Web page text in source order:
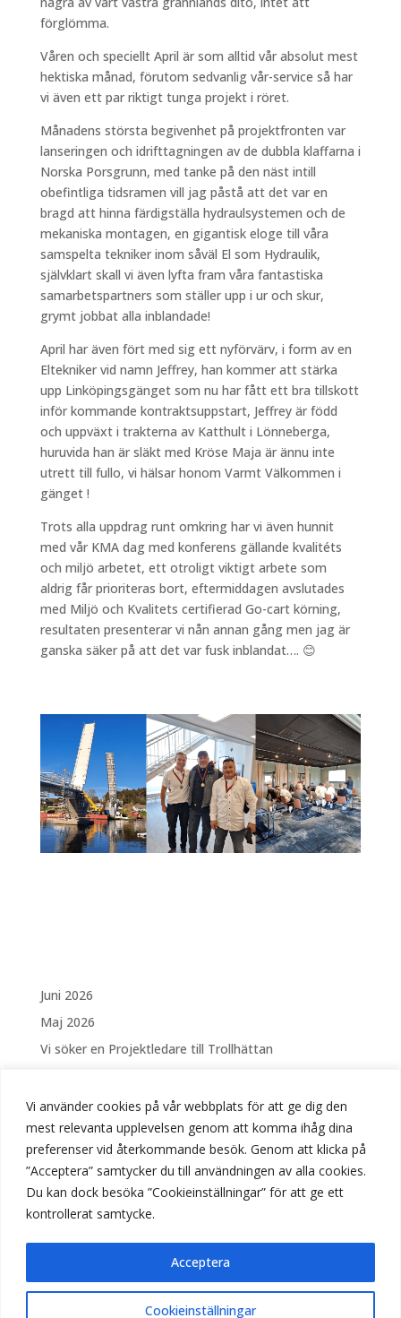
Vi använder cookies på vår webbplats för att ge dig den
mest relevanta upplevelsen genom att komma ihåg dina
preferenser vid återkommande besök. Genom att klicka på
”Acceptera” samtycker du till användningen av alla cookies.
Du kan dock besöka ”Cookieinställningar” för att ge ett
kontrollerat samtycke.
Cookieinställningar
Acceptera
förglömma.
Våren och speciellt April är som alltid vår absolut mest
hektiska månad, förutom sedvanlig vår-service så har
vi även ett par riktigt tunga projekt i röret.
Månadens största begivenhet på projektfronten var
lanseringen och idrifttagningen av de dubbla klaffarna i
Norska Porsgrunn, med tanke på den näst intill
obefintliga tidsramen vill jag påstå att det var en
bragd att hinna färdigställa hydraulsystemen och de
mekaniska montagen, en gigantisk eloge till våra
samspelta tekniker inom såväl El som Hydraulik,
självklart skall vi även lyfta fram våra fantastiska
samarbetspartners som ställer upp i ur och skur,
grymt jobbat alla inblandade!
April har även fört med sig ett nyförvärv, i form av en
Eltekniker vid namn Jeffrey, han kommer att stärka
upp Linköpingsgänget som nu har fått ett bra tillskott
inför kommande kontraktsuppstart, Jeffrey är född
och uppväxt i trakterna av Katthult i Lönneberga,
huruvida han är släkt med Kröse Maja är ännu inte
utrett till fullo, vi hälsar honom Varmt Välkommen i
gänget !
Trots alla uppdrag runt omkring har vi även hunnit
med vår KMA dag med konferens gällande kvalitéts
och miljö arbetet, ett otroligt viktigt arbete som
aldrig får prioriteras bort, eftermiddagen avslutades
med Miljö och Kvalitets certifierad Go-cart körning,
resultaten presenterar vi nån annan gång men jag är
ganska säker på att det var fusk inblandat…. 😊
Juni 2026
Maj 2026
Vi söker en Projektledare till Trollhättan
Säsongsanställning – Drift och skötsel av Fontäner
och vattenanläggningar i Linköping
Vi söker Elektriker till Stockholm
Vi söker Elektriker till Trollhättan